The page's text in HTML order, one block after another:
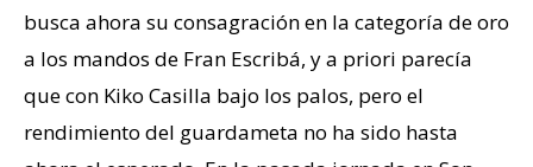
busca ahora su consagración en la categoría de oro
a los mandos de Fran Escribá, y a priori parecía
que con Kiko Casilla bajo los palos, pero el
rendimiento del guardameta no ha sido hasta